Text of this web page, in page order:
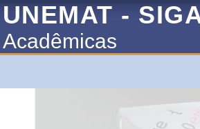
UNEMAT -
Acadêmicas